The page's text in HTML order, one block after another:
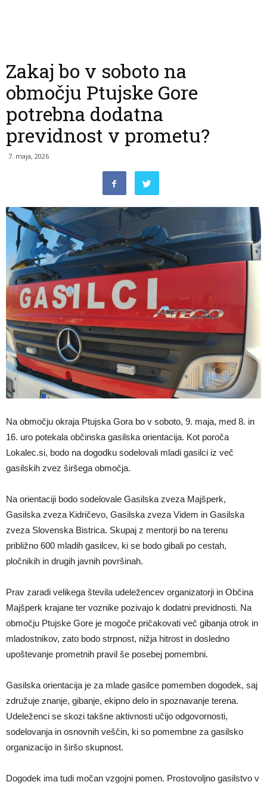
Zakaj bo v soboto na
območju Ptujske Gore
potrebna dodatna
previdnost v prometu?
7. maja, 2026
Na območju okraja Ptujska Gora bo v soboto, 9. maja, med 8. in
16. uro potekala občinska gasilska orientacija. Kot poroča
Lokalec.si, bodo na dogodku sodelovali mladi gasilci iz več
gasilskih zvez širšega območja.
Na orientaciji bodo sodelovale Gasilska zveza Majšperk,
Gasilska zveza Kidričevo, Gasilska zveza Videm in Gasilska
zveza Slovenska Bistrica. Skupaj z mentorji bo na terenu
približno 600 mladih gasilcev, ki se bodo gibali po cestah,
pločnikih in drugih javnih površinah.
Prav zaradi velikega števila udeležencev organizatorji in Občina
Majšperk krajane ter voznike pozivajo k dodatni previdnosti. Na
območju Ptujske Gore je mogoče pričakovati več gibanja otrok in
mladostnikov, zato bodo strpnost, nižja hitrost in dosledno
upoštevanje prometnih pravil še posebej pomembni.
Gasilska orientacija je za mlade gasilce pomemben dogodek, saj
združuje znanje, gibanje, ekipno delo in spoznavanje terena.
Udeleženci se skozi takšne aktivnosti učijo odgovornosti,
sodelovanja in osnovnih veščin, ki so pomembne za gasilsko
organizacijo in širšo skupnost.
Dogodek ima tudi močan vzgojni pomen. Prostovoljno gasilstvo v